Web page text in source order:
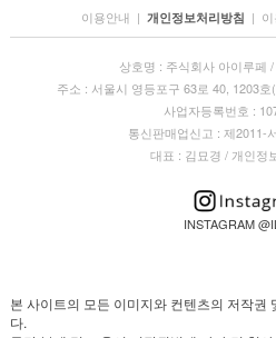
이용안내 | 개인정보처리방침 |
상호명 : 주식회사 아이루페
주소 : 서울시 영등포구 63로 40, 1203
사업자등록번호 :
통신판매업신고 : 제2011-
대표 : 김묘경 / 개인정
INSTAGRAM
본 사이트의 모든 이미지와 컨텐츠의 저작권
다.